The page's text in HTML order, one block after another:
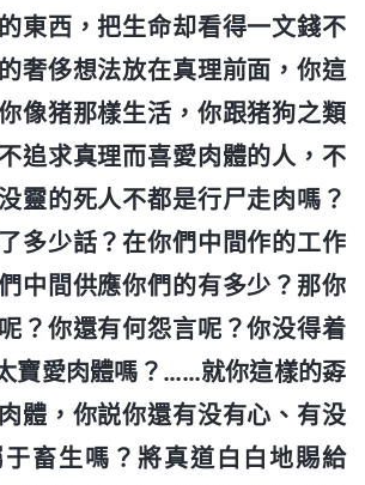
東西，把生命却看得一文錢不
奢侈想法放在真理前面，你這
像猪那樣生活，你跟猪狗之類
追求真理而喜愛肉體的人，不
靈的死人不都是行尸走肉嗎？
多少話？在你們中間作的工作
中間供應你們的有多少？那你
？你還有何怨言呢？你没得着
寶愛肉體嗎？……就你這樣的孬
體，你説你還有没有心、有没
畜生嗎？將真道白白地賜給